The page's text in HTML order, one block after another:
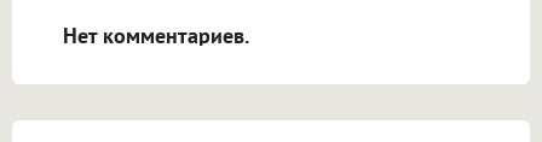
Нет комментариев.